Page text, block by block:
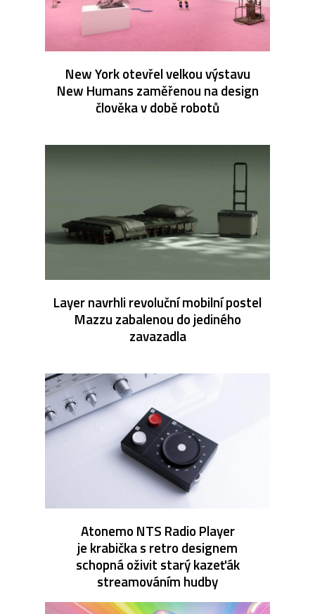
New York otevřel velkou výstavu
New Humans zaměřenou na design
člověka v době robotů
Layer navrhli revoluční mobilní postel
Mazzu zabalenou do jediného
zavazadla
Atonemo NTS Radio Player
je krabička s retro designem
schopná oživit starý kazeťák
streamováním hudby